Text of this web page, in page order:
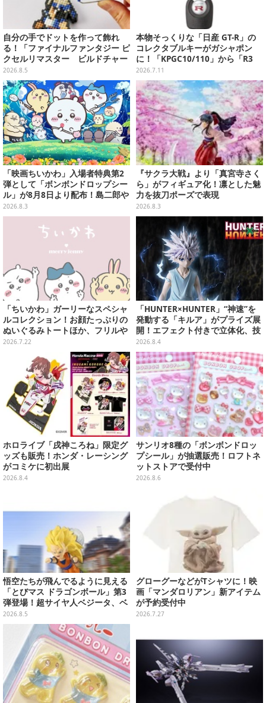
自分の手でドットを作って飾れ
る！「ファイナルファンタジー ピ
クセルリマスター ビルドチャー
ムコレクション Vol.3」が予約
開始
2026.8.5
本物そっくりな「日産 GT-R」の
コレクタブルキーがガシャポン
に！「KPGC10/110」から「R3
5」まで歴代6種
2026.7.11
「映画ちいかわ」入場者特典第2
弾として「ボンボンドロップシー
ル」が8月8日より配布！島二郎や
セイレーンはもちろん、人魚のウ
ロコまで…
2026.8.3
『サクラ大戦』より「真宮寺さく
ら」がフィギュア化！凛とした魅
力を抜刀ポーズで表現
2026.8.3
「ちいかわ」ガーリーなスペシャ
ルコレクション！お顔たっぷりの
ぬいぐるみトートほか、フリルや
リボンが可愛いTシャツなどが発
2026.7.22
「HUNTER×HUNTER」“神速”を
発動する「キルア」がプライズ展
開！エフェクト付きで立体化、技
名アクリルパネル付き
2026.8.4
ホロライブ「戌神ころね」限定グ
ッズも販売！ホンダ・レーシング
がコミケに初出展
2026.8.4
サンリオ8種の「ボンボンドロッ
プシール」が抽選販売！ロフトネ
ットストアで受付中
2026.8.6
悟空たちが飛んでるように見える
「とびマス ドラゴンボール」第3
弾登場！超サイヤ人ベジータ、ベ
ジットなど全6種
2026.8.5
グローグーなどがTシャツに！映
画「マンダロリアン」新アイテム
が予約受付中
2026.7.27